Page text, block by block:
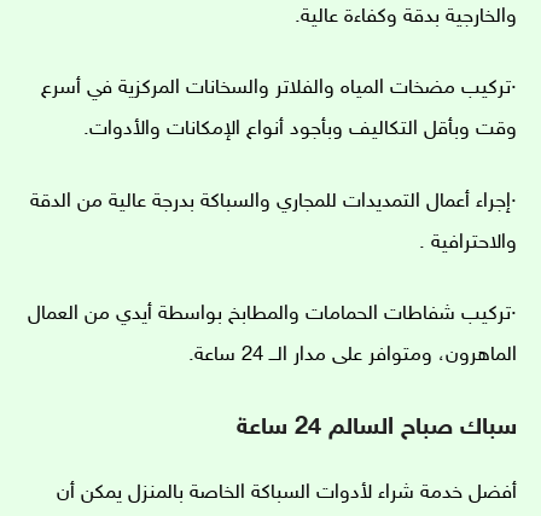
والخارجية بدقة وكفاءة عالية.
·تركيب مضخات المياه والفلاتر والسخانات المركزية في أسرع
وقت وبأقل التكاليف وبأجود أنواع الإمكانات والأدوات.
·إجراء أعمال التمديدات للمجاري والسباكة بدرجة عالية من الدقة
والاحترافية .
·تركيب شفاطات الحمامات والمطابخ بواسطة أيدي من العمال
الماهرون، ومتوافر على مدار الــ 24 ساعة.
سباك صباح السالم 24 ساعة
أفضل خدمة شراء لأدوات السباكة الخاصة بالمنزل يمكن أن